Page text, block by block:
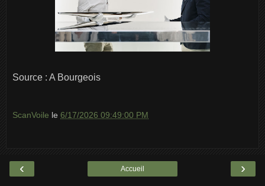
Source : A Bourgeois
ScanVoile le 6/17/2026 09:49:00 PM
‹ ›
Accueil